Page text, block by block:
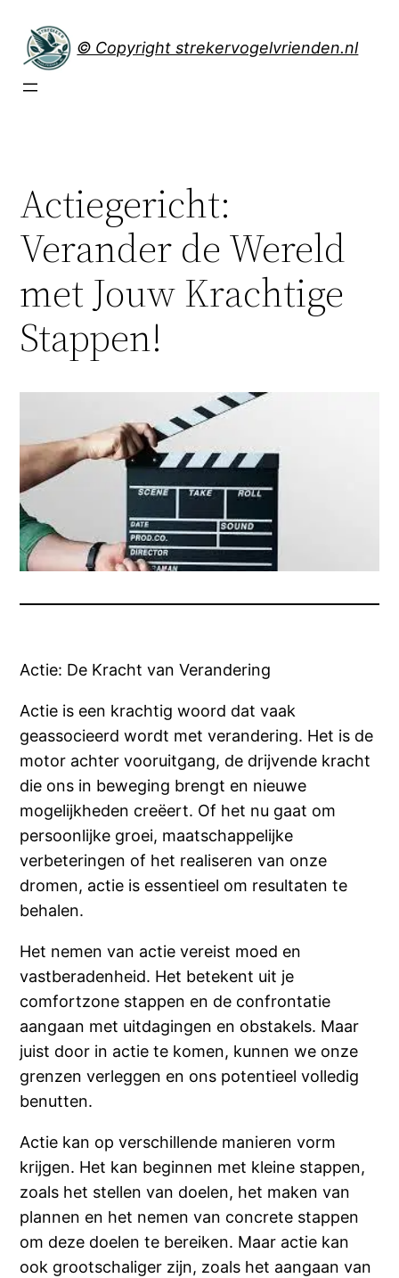
naar
inhoud
© Copyright strekervogelvrienden.nl
Actiegericht:
Verander de Wereld
met Jouw Krachtige
Stappen!
Actie: De Kracht van Verandering
Actie is een krachtig woord dat vaak
geassocieerd wordt met verandering. Het is de
motor achter vooruitgang, de drijvende kracht
die ons in beweging brengt en nieuwe
mogelijkheden creëert. Of het nu gaat om
persoonlijke groei, maatschappelijke
verbeteringen of het realiseren van onze
dromen, actie is essentieel om resultaten te
behalen.
Het nemen van actie vereist moed en
vastberadenheid. Het betekent uit je
comfortzone stappen en de confrontatie
aangaan met uitdagingen en obstakels. Maar
juist door in actie te komen, kunnen we onze
grenzen verleggen en ons potentieel volledig
benutten.
Actie kan op verschillende manieren vorm
krijgen. Het kan beginnen met kleine stappen,
zoals het stellen van doelen, het maken van
plannen en het nemen van concrete stappen
om deze doelen te bereiken. Maar actie kan
ook grootschaliger zijn, zoals het aangaan van